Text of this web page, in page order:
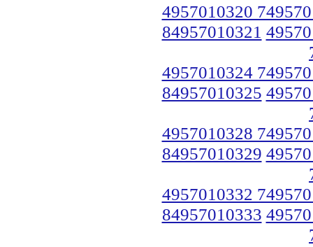
4957010320
84957010321
4957010324
84957010325
4957010328
84957010329
4957010332
84957010333